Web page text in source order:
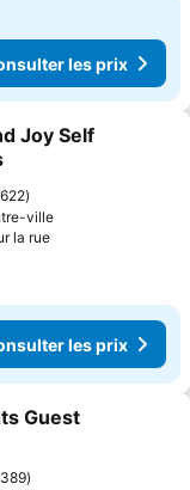
les prix
favoris
Joy Self
622
ville
la rueConsulter les
les prix
favoris
Guest
389